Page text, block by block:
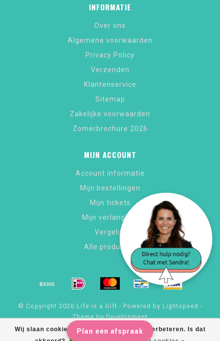
Wij slaan cookies op om onze website te verbeteren. Is dat
INFORMATIE
Over ons
Algemene voorwaarden
Privacy Policy
Verzenden
Klantenservice
Sitemap
Zakelijke voorwaarden
Zomerbrochure 2026
MIJN ACCOUNT
Account informatie
Mijn bestellingen
Mijn tickets
Mijn verlanglijst
Vergelijk
Alle producten
© Copyright 2026 Life is a Gift - Powered by Lightspeed -
Theme byDyvelopment
Plan een afspraak